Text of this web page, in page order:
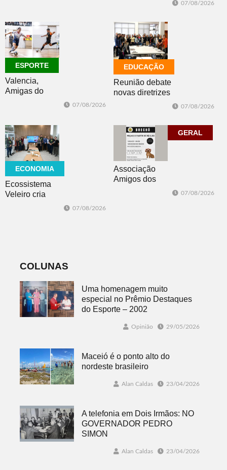
favorável ao
fenômeno
07/08/2026
ESPORTE
Valencia,
Amigas do
vencem no
futsal
07/08/2026
EDUCAÇÃO
Reunião debate
novas diretrizes
perspectiva
inclusiva
07/08/2026
ECONOMIA
Ecossistema
Veleiro cria
07/08/2026
GERAL
Associação
Amigos dos
07/08/2026
COLUNAS
Uma homenagem muito
especial no Prêmio Destaques
do Esporte – 2002
Opinião 29/05/2026
Maceió é o ponto alto do
nordeste brasileiro
Alan Caldas 23/04/2026
A telefonia em Dois Irmãos: NO
GOVERNADOR PEDRO
SIMON
Alan Caldas 23/04/2026